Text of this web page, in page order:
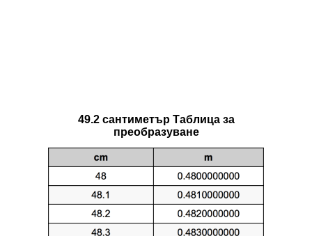
49.2 сантиметър Таблица за
преобразуване